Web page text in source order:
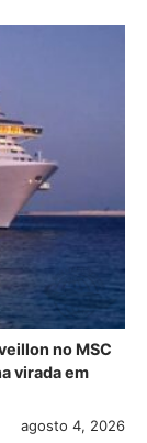
no MSC
virada em
agosto 4, 2026